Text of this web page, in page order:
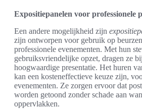
Expositiepanelen voor professionele
Een andere mogelijkheid zijn
zijn ontworpen voor gebruik op
professionele evenementen. Met hun
gebruiksvriendelijke opzet, dragen ze
hoogwaardige presentatie. Het huren
kan een kosteneffectieve keuze zijn,
evenementen. Ze zorgen ervoor dat
worden getoond zonder schade aan
oppervlakken.